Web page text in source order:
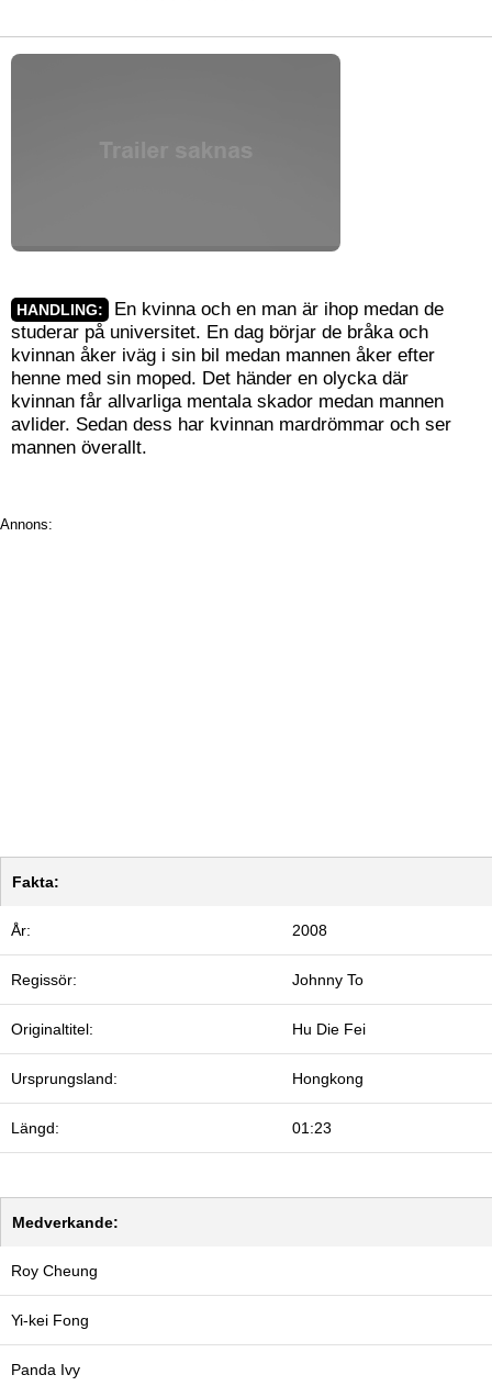
HANDLING:
En kvinna och en man är ihop medan de
studerar på universitet. En dag börjar de bråka och
kvinnan åker iväg i sin bil medan mannen åker efter
henne med sin moped. Det händer en olycka där
kvinnan får allvarliga mentala skador medan mannen
avlider. Sedan dess har kvinnan mardrömmar och ser
mannen överallt.
Annons:
Fakta:
År: 2008
Regissör: Johnny To
Originaltitel: Hu Die Fei
Ursprungsland: Hongkong
Längd: 01:23
Medverkande:
Roy Cheung
Yi-kei Fong
Panda Ivy